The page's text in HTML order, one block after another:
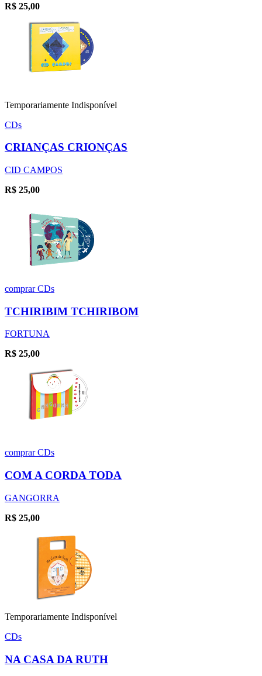
R$ 25,00
Temporariamente Indisponível
CDs
CRIANÇAS CRIONÇAS
CID CAMPOS
R$ 25,00
comprarCDs
TCHIRIBIM TCHIRIBOM
FORTUNA
R$ 25,00
comprarCDs
COM A CORDA TODA
GANGORRA
R$ 25,00
Temporariamente Indisponível
CDs
NA CASA DA RUTH